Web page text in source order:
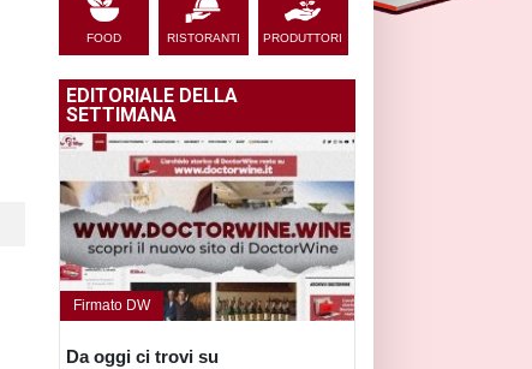
FOOD RISTORANTI PRODUTTORI
EDITORIALE DELLA
SETTIMANA
Firmato DW
Da oggi ci trovi su